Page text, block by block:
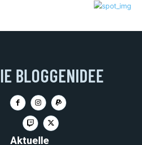
BLOGGENIDEE
Aktuelle